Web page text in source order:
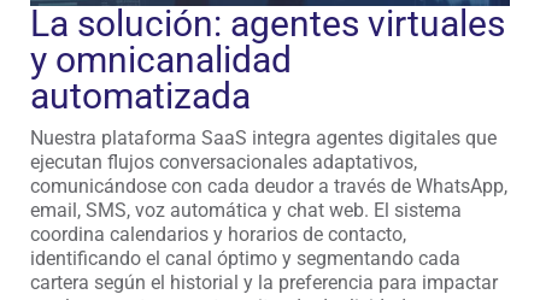
La solución: agentes virtuales
y omnicanalidad
automatizada
Nuestra plataforma SaaS integra agentes digitales que
ejecutan flujos conversacionales adaptativos,
comunicándose con cada deudor a través de WhatsApp,
email, SMS, voz automática y chat web. El sistema
coordina calendarios y horarios de contacto,
identificando el canal óptimo y segmentando cada
cartera según el historial y la preferencia para impactar